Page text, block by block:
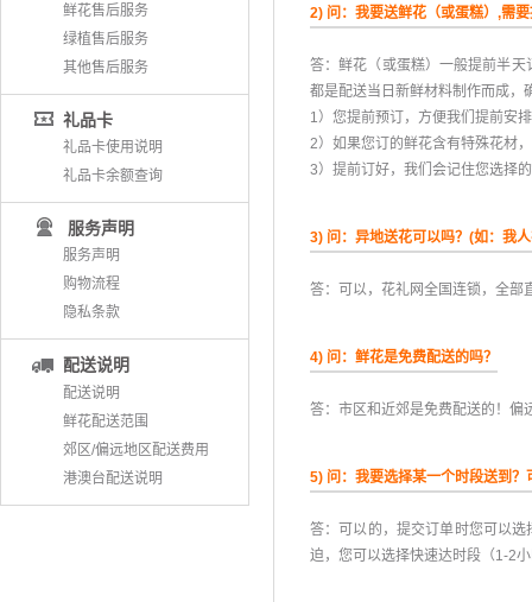
2) 问：我要送鲜花（或蛋糕）,需
答：鲜花（或蛋糕）一般提前半
都是配送当日新鲜材料制作而成，
1）您提前预订，方便我们提前安
2）如果您订的鲜花含有特殊花材
3）提前订好，我们会记住您选择
3) 问：异地送花可以吗？(如：我
答：可以，花礼网全国连锁，全部
4) 问：鲜花是免费配送的吗？
答：市区和近郊是免费配送的！偏
5) 问：我要选择某一个时段送到？
答：可以的，提交订单时您可以
迫，您可以选择快速达时段（1-2
鲜花售后服务
绿植售后服务
其他售后服务
礼品卡
礼品卡使用说明
礼品卡余额查询
服务声明
服务声明
购物流程
隐私条款
配送说明
配送说明
鲜花配送范围
郊区/偏远地区配送费用
港澳台配送说明